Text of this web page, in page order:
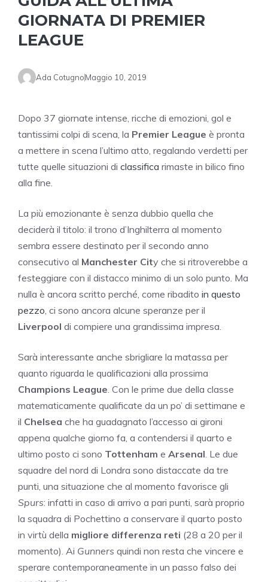
GIORNATA DI PREMIER
LEAGUE
Ada CotugnoMaggio 10, 2019
Dopo 37 giornate intense, ricche di emozioni, gol e
tantissimi colpi di scena, la Premier League è pronta
a mettere in scena l’ultimo atto, regalando verdetti per
tutte quelle situazioni di classifica rimaste in bilico fino
alla fine.
La più emozionante è senza dubbio quella che
deciderà il titolo: il trono d’Inghilterra al momento
sembra essere destinato per il secondo anno
consecutivo al Manchester City che si ritroverebbe a
festeggiare con il distacco minimo di un solo punto. Ma
nulla è ancora scritto perché, come ribadito in questo
pezzo, ci sono ancora alcune speranze per il
Liverpool di compiere una grandissima impresa.
Sarà interessante anche sbrigliare la matassa per
quanto riguarda le qualificazioni alla prossima
Champions League. Con le prime due della classe
matematicamente qualificate da un po’ di settimane e
il Chelsea che ha guadagnato l’accesso ai gironi
appena qualche giorno fa, a contendersi il quarto e
ultimo posto ci sono Tottenham e Arsenal. Le due
squadre del nord di Londra sono distaccate da tre
punti, una situazione che al momento favorisce gli
Spurs: infatti in caso di arrivo a pari punti, sarà proprio
la squadra di Pochettino a conservare il quarto posto
in virtù della migliore differenza reti (28 a 20 per il
momento). Ai Gunners quindi non resta che vincere e
sperare contemporaneamente in un passo falso dei